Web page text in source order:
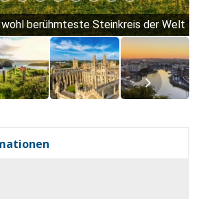
berühmteste Steinkreis der Welt